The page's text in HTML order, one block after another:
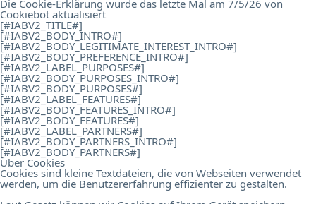
Die Cookie-Erklärung wurde das letzte Mal am 7/5/26 von
Cookiebot aktualisiert
[#IABV2_TITLE#]
[#IABV2_BODY_INTRO#]
[#IABV2_BODY_LEGITIMATE_INTEREST_INTRO#]
[#IABV2_BODY_PREFERENCE_INTRO#]
[#IABV2_LABEL_PURPOSES#]
[#IABV2_BODY_PURPOSES_INTRO#]
[#IABV2_BODY_PURPOSES#]
[#IABV2_LABEL_FEATURES#]
[#IABV2_BODY_FEATURES_INTRO#]
[#IABV2_BODY_FEATURES#]
[#IABV2_LABEL_PARTNERS#]
[#IABV2_BODY_PARTNERS_INTRO#]
[#IABV2_BODY_PARTNERS#]
Über Cookies
Cookies sind kleine Textdateien, die von Webseiten verwendet
werden, um die Benutzererfahrung effizienter zu gestalten.